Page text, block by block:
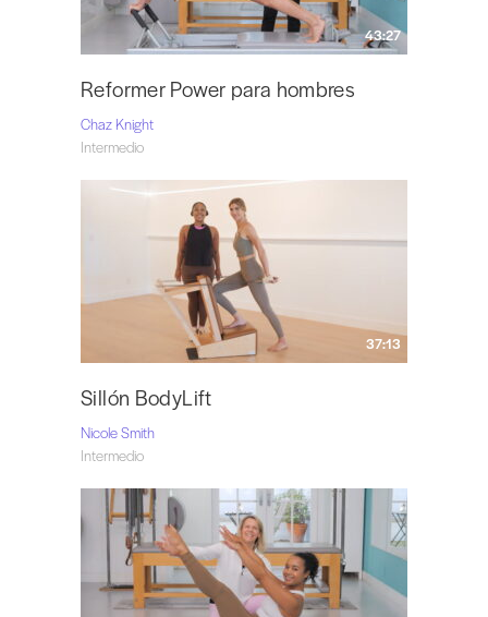
43:27
Reformer Power para hombres
Chaz Knight
Intermedio
37:13
Sillón BodyLift
Nicole Smith
Intermedio